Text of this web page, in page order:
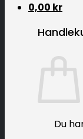
0,00 kr
Du